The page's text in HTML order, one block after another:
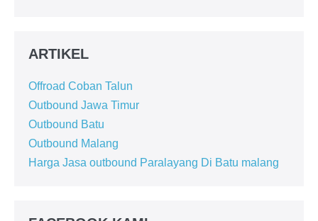
ARTIKEL
Offroad Coban Talun
Outbound Jawa Timur
Outbound Batu
Outbound Malang
Harga Jasa outbound Paralayang Di Batu malang